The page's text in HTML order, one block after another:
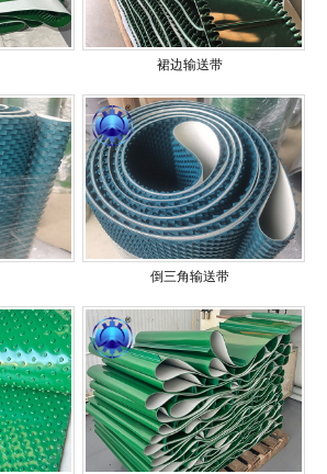
裙边输送带
倒三角输送带